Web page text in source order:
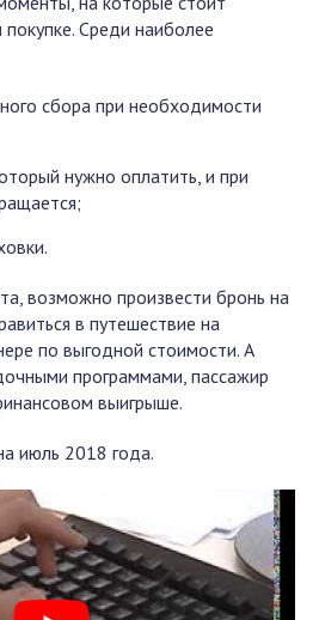
Среди наиболее
сбора при необходимости
нужно оплатить, и при
возможно произвести бронь на
в путешествие на
по выгодной стоимости. А
программами, пассажир
выигрыше.
июль 2018 года.